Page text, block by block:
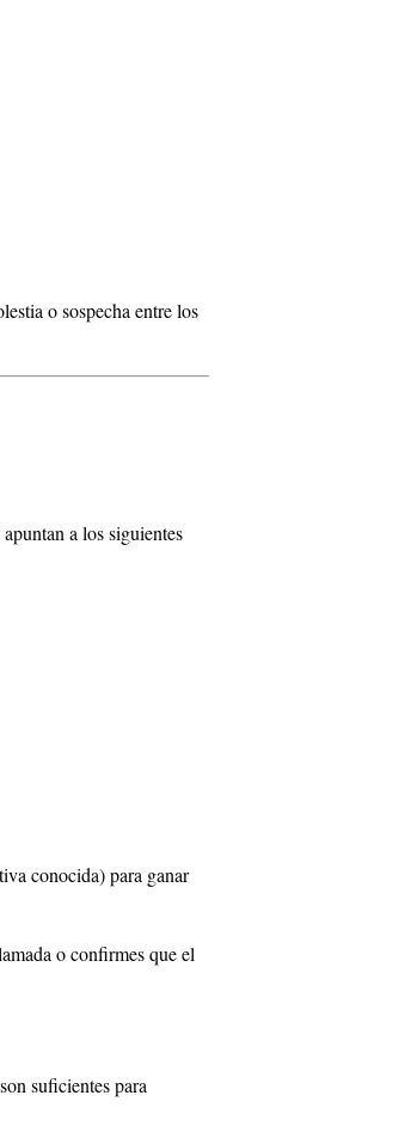
o sospecha entre los
a los siguientes
conocida) para ganar
o confirmes que el
suficientes para